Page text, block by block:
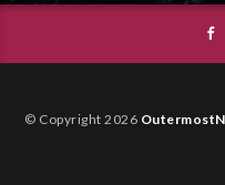
© Copyright 2026